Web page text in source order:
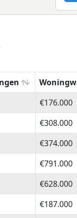
€176.000
€308.000
€374.000
€791.000
€628.000
€187.000